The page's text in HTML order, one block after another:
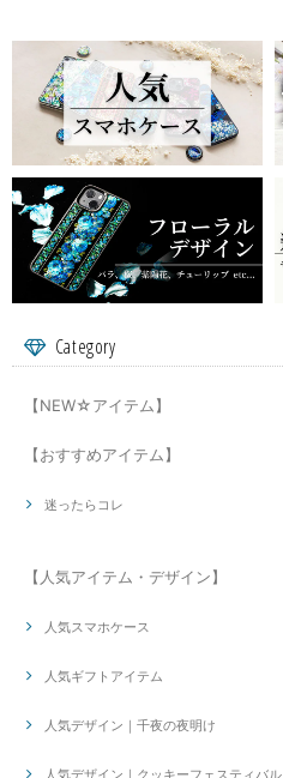
Category
【NEW☆アイテム】
【おすすめアイテム】
迷ったらコレ
【人気アイテム・デザイン】
人気スマホケース
人気ギフトアイテム
人気デザイン｜千夜の夜明け
人気デザイン｜クッキーフェスティバル